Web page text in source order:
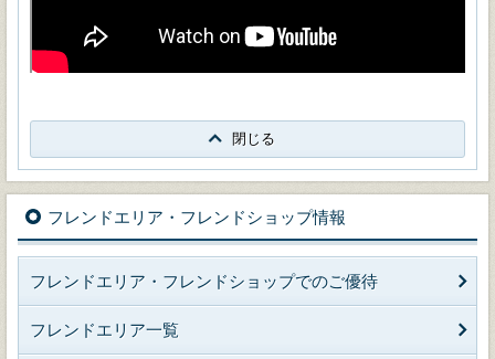
閉じる
フレンドエリア・フレンドショップ情報
フレンドエリア・フレンドショップでのご優待
フレンドエリア一覧